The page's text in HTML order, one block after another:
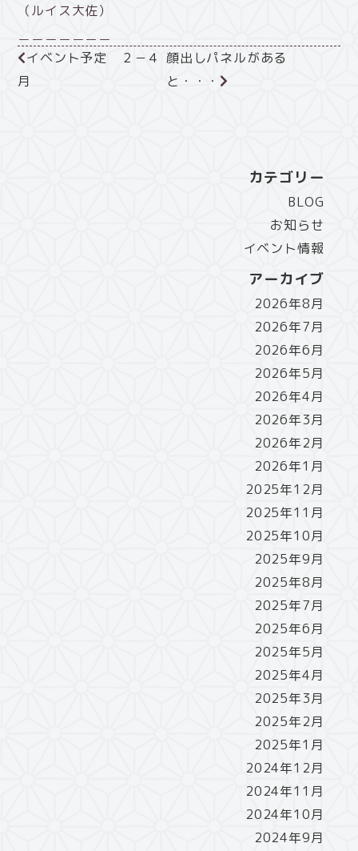
（ルイス大佐）
イベント予定 ２－４
月
顔出しパネルがある
と・・・
カテゴリー
BLOG
お知らせ
イベント情報
アーカイブ
2026年8月
2026年7月
2026年6月
2026年5月
2026年4月
2026年3月
2026年2月
2026年1月
2025年12月
2025年11月
2025年10月
2025年9月
2025年8月
2025年7月
2025年6月
2025年5月
2025年4月
2025年3月
2025年2月
2025年1月
2024年12月
2024年11月
2024年10月
2024年9月